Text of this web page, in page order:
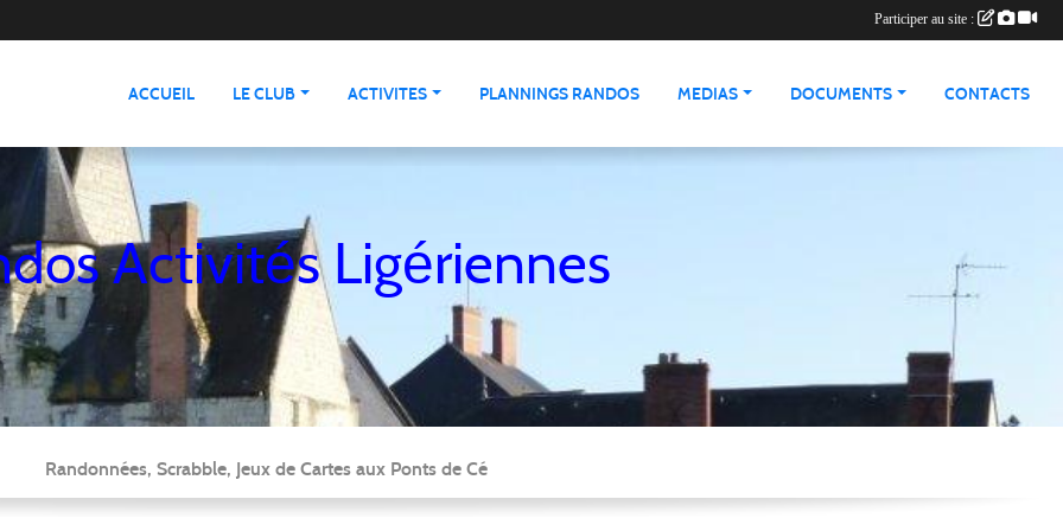
ACCUEIL LE CLUB ACTIVITES PLANNINGS RANDOS MEDIAS DOCUMENTS CONTACTS
Activités Ligériennes
Randonnées, Scrabble, Jeux de Cartes aux Ponts de Cé
Participer au site :